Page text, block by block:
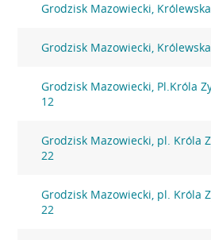
Grodzisk Mazowiecki,
Grodzisk Mazowiecki,
Grodzisk Mazowiecki, Pl.Króla
12
Grodzisk Mazowiecki, pl. Króla
22
Grodzisk Mazowiecki, pl. Króla
22